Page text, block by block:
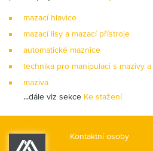
mazací hlavice
mazací lisy a mazací přístroje
automatické maznice
technika pro manipulaci s mazivy a
maziva
...dále viz sekce Ke stažení
Kontaktní osoby